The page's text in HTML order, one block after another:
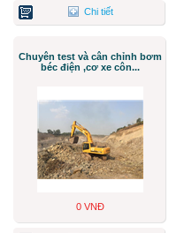
Chi tiết
Chuyên test và cân chỉnh bơm
béc điện ,cơ xe côn...
0 VNĐ